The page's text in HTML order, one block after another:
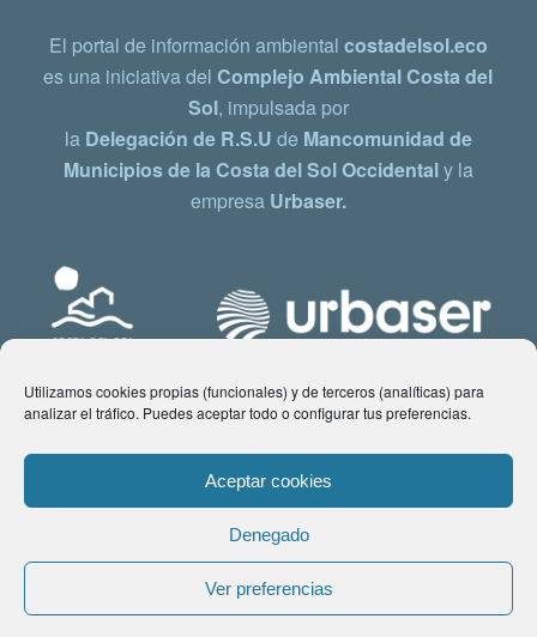
Utilizamos cookies propias (funcionales) y de terceros (analíticas) para
analizar el tráfico. Puedes aceptar todo o configurar tus preferencias.
Aceptar cookies
Denegado
Ver preferencias
El portal de información ambiental costadelsol.eco
es una iniciativa delComplejo Ambiental Costa del
Sol, impulsada por
la Delegación de R.S.U de Mancomunidad de
Municipios de la Costa del Sol Occidentaly la
empresa Urbaser.
© Copyright 2021 www.costadelsol.eco. Todos los derechos reservados |
Aviso legal|Política de privacidad|Política de Cookies| Contacto: